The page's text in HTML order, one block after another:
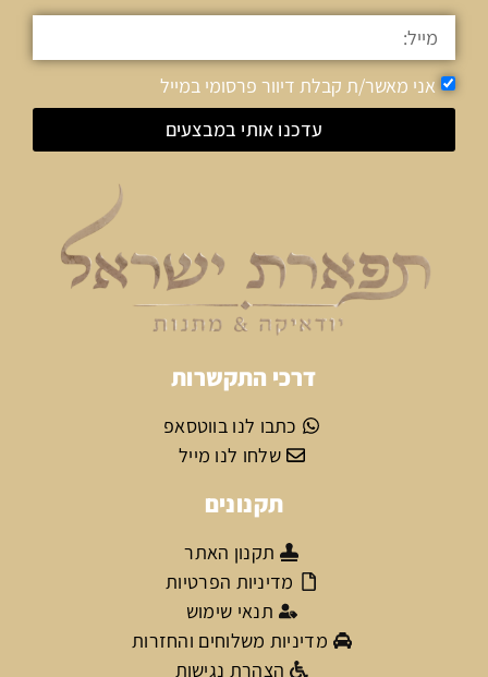
אני מאשר/ת קבלת דיוור פרסומי במייל
עדכנו אותי במבצעים
דרכי התקשרות
כתבו לנו בווטסאפ
שלחו לנו מייל
תקנונים
תקנון האתר
מדיניות הפרטיות
תנאי שימוש
מדיניות משלוחים והחזרות
הצהרת נגישות